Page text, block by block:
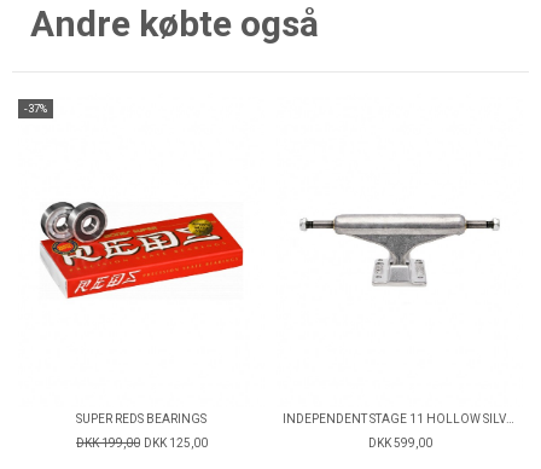
Andre købte også
-37%
SUPER REDS BEARINGS
DKK 199,00 DKK 125,00
INDEPENDENT STAGE 11 HOLLOW SILVER TRUCKS
DKK 599,00